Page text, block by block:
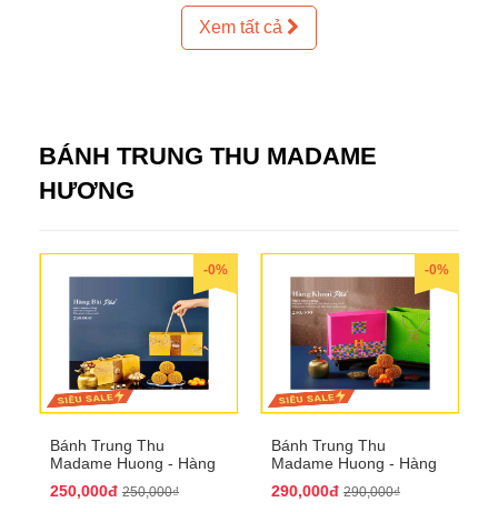
Xem tất cả
BÁNH TRUNG THU MADAME
HƯƠNG
-0%
Bánh Trung Thu
Madame Huong - Hàng
250,000đ 250,000₫
-0%
Bánh Trung Thu
Madame Huong - Hàng
290,000đ 290,000₫